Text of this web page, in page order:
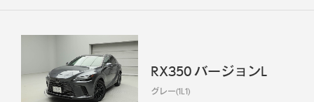
RX350 バージョンL
グレー(1L1)